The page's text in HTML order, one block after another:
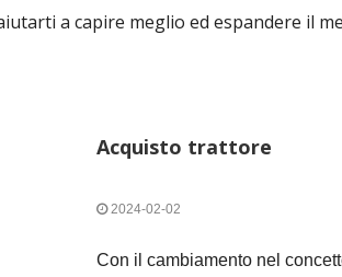
a capire meglio ed espandere il
Acquisto trattore
2024-02-02
Con il cambiamento nel